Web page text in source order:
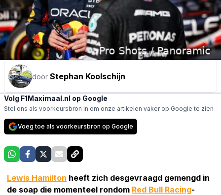
door Stephan Koolschijn
Volg F1Maximaal.nl op Google
Stel ons als voorkeursbron in om onze artikelen vaker op Google te zien
Voeg toe als voorkeursbron op Google
Lewis Hamilton heeft zich desgevraagd gemengd in
de soap die momenteel rondom Red Bull Racing-